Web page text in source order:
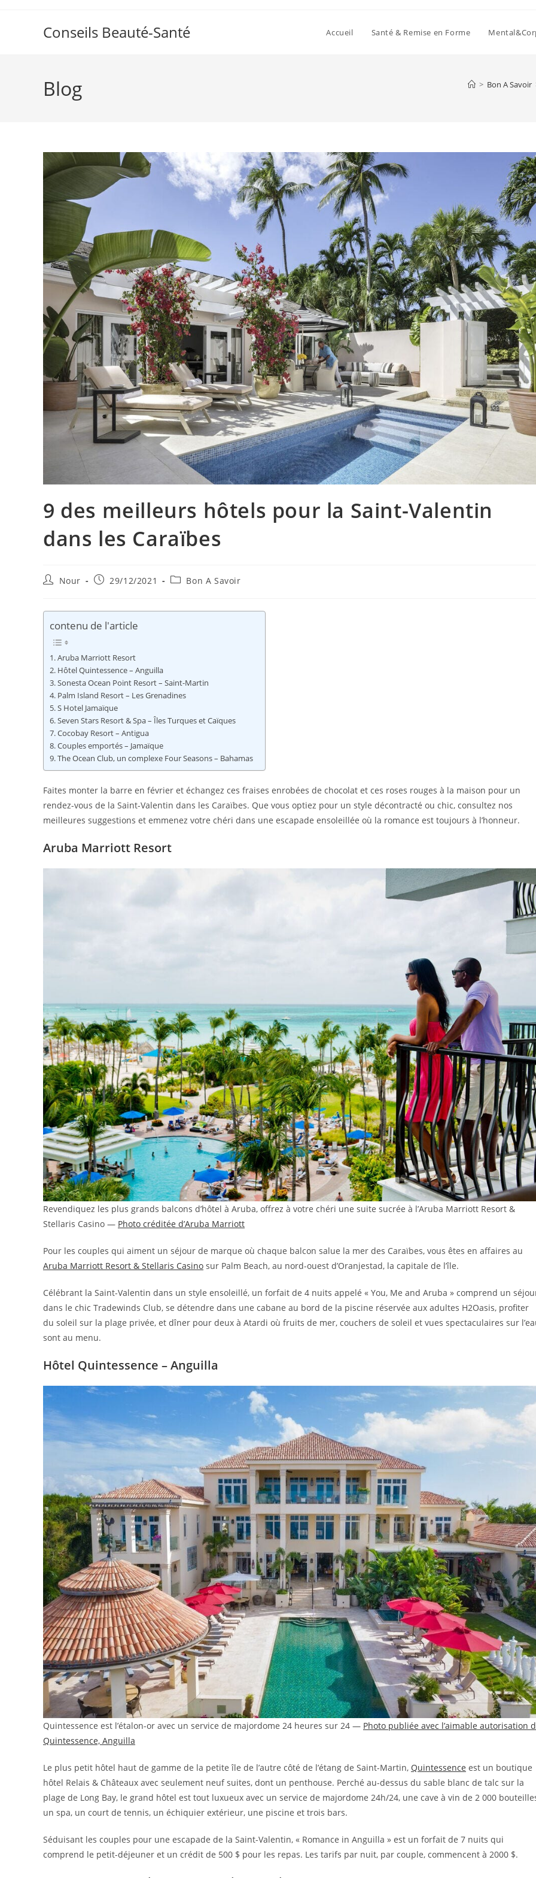
Conseils Beauté-Santé Accueil Santé & Remise en Forme
Blog > Bon A Savoir
9 des meilleurs hôtels pour la Saint-Valentin
dans les Caraïbes
Auteur/autrice
publication :
Nour
Publication
29/12/2021
PostBon A Savoir
contenu de l'article
Aruba Marriott Resort
Hôtel Quintessence – Anguilla
Sonesta Ocean Point Resort – Saint-Martin
Palm Island Resort – Les Grenadines
S Hotel Jamaïque
Seven Stars Resort & Spa – Îles Turques et Caïques
Cocobay Resort – Antigua
Couples emportés – Jamaïque
The Ocean Club, un complexe Four Seasons – Bahamas
Faites monter la barre en février et échangez ces fraises enrobées de chocolat et ces roses rouges à la maison pour un
rendez-vous de la Saint-Valentin dans les Caraïbes. Que vous optiez pour un style décontracté ou chic, consultez nos
meilleures suggestions et emmenez votre chéri dans une escapade ensoleillée où la romance est toujours à l’honneur.
Aruba Marriott Resort
Revendiquez les plus grands balcons d’hôtel à Aruba, offrez à votre chéri une suite sucrée à l’Aruba Marriott Resort &
Stellaris Casino — Photo créditée d’Aruba Marriott
Pour les couples qui aiment un séjour de marque où chaque balcon salue la mer des Caraïbes, vous êtes en affaires au
Aruba Marriott Resort & Stellaris Casino sur Palm Beach, au nord-ouest d’Oranjestad, la capitale de l’île.
Célébrant la Saint-Valentin dans un style ensoleillé, un forfait de 4 nuits appelé « You, Me and Aruba » comprend un
dans le chic Tradewinds Club, se détendre dans une cabane au bord de la piscine réservée aux adultes H2Oasis, profiter
du soleil sur la plage privée, et dîner pour deux à Atardi où fruits de mer, couchers de soleil et vues spectaculaires sur
sont au menu.
Hôtel Quintessence – Anguilla
Quintessence est l’étalon-or avec un service de majordome 24 heures sur 24 — Photo publiée avec l’aimable autorisation
Quintessence, Anguilla
Le plus petit hôtel haut de gamme de la petite île de l’autre côté de l’étang de Saint-Martin, Quintessence est un boutique
hôtel Relais & Châteaux avec seulement neuf suites, dont un penthouse. Perché au-dessus du sable blanc de talc sur la
plage de Long Bay, le grand hôtel est tout luxueux avec un service de majordome 24h/24, une cave à vin de 2 000
un spa, un court de tennis, un échiquier extérieur, une piscine et trois bars.
Séduisant les couples pour une escapade de la Saint-Valentin, « Romance in Anguilla » est un forfait de 7 nuits qui
comprend le petit-déjeuner et un crédit de 500 $ pour les repas. Les tarifs par nuit, par couple, commencent à 2000 $.